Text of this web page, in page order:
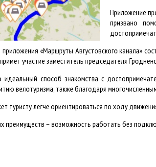
Приложение
призвано
«Маршруты Августовского канала»
участие заместитель председателя
идеальный способ знакомства с
велотуризма, также благодаря
туристу легче ориентироваться по ходу
преимуществ – возможность работать без